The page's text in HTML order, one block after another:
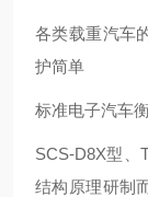
各类载重汽车
护简单
标准电子汽车
SCS-D8X型、
结构原理研制